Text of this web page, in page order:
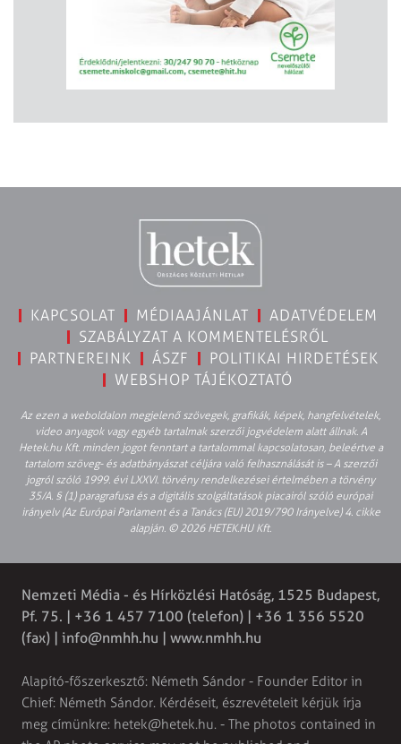
KAPCSOLAT MÉDIAAJÁNLAT
ADATVÉDELEM
SZABÁLYZAT A KOMMENTELÉSRŐL
PARTNEREINK
ÁSZF
POLITIKAI HIRDETÉSEK
WEBSHOP TÁJÉKOZTATÓ
Az ezen a weboldalon megjelenő szövegek, grafikák, képek, hangfelvételek,
video anyagok vagy egyéb tartalmak szerzői jogvédelem alatt állnak. A
Hetek.hu Kft. minden jogot fenntart a tartalommal kapcsolatosan, beleértve a
tartalom szöveg- és adatbányászat céljára való felhasználását is – A szerzői
jogról szóló 1999. évi LXXVI. törvény rendelkezései értelmében a törvény
35/A. § (1) paragrafusa és a digitális szolgáltatások piacairól szóló európai
irányelv (Az Európai Parlament és a Tanács (EU) 2019/790 Irányelve) 4. cikke
alapján. © 2026 HETEK.HU Kft.
Nemzeti Média - és Hírközlési Hatóság, 1525 Budapest,
Pf. 75. | +36 1 457 7100 (telefon) | +36 1 356 5520
(fax) | info@nmhh.hu | www.nmhh.hu
Alapító-főszerkesztő: Németh Sándor - Founder Editor in
Chief: Németh Sándor. Kérdéseit, észrevételeit kérjük írja
meg címünkre: hetek@hetek.hu. - The photos contained in